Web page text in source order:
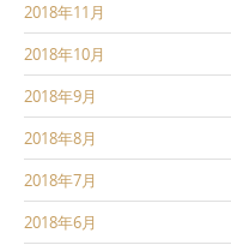
2018年11月
2018年10月
2018年9月
2018年8月
2018年7月
2018年6月